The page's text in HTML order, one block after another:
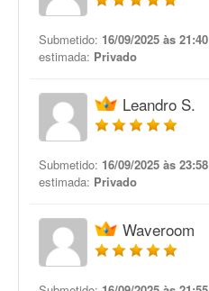
Submetido: 16/09/2025 às 21:40
estimada: Privado
Leandro S.
Submetido: 16/09/2025 às 23:58
estimada: Privado
Waveroom